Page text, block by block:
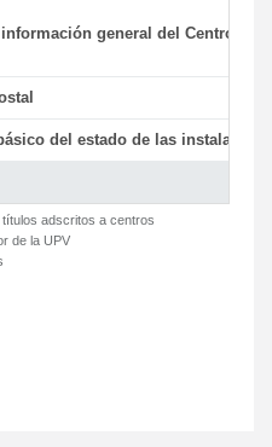
general del Centro y
del estado de las
adscritos a centros
de la UPV